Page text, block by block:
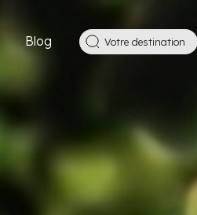
Blog Votre destination